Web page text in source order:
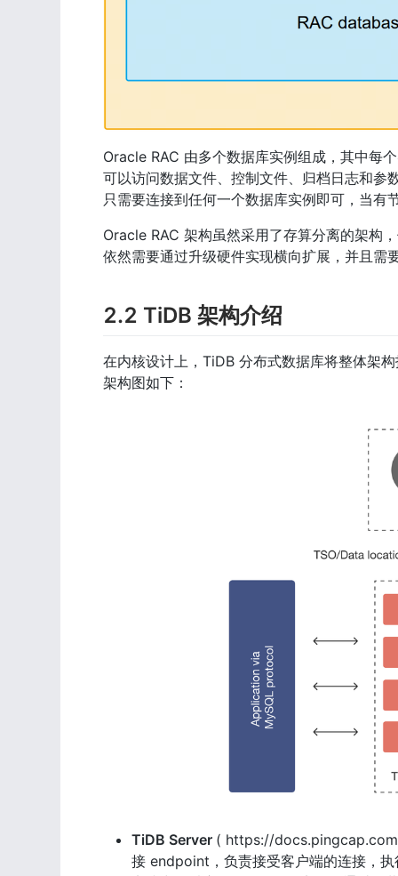
Oracle RAC 由多个数据库实例组成，其中每
可以访问数据文件、控制文件、归档日志和参
只需要连接到任何一个数据库实例即可，当
Oracle RAC 架构虽然采用了存算分离的架构
依然需要通过升级硬件实现横向扩展，并且
2.2 TiDB 架构介绍
在内核设计上，TiDB 分布式数据库将整体架
架构图如下：
TiDB Server ( https://
接 endpoint，负责接受客户端的连接，